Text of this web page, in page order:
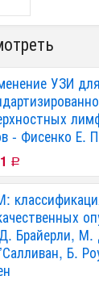
УЗИ для
- Фисенко Е.
Р
Брайерли, М.
Б.